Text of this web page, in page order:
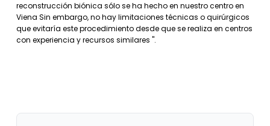
reconstrucción biónica sólo se ha hecho en nuestro centro en
Viena Sin embargo, no hay limitaciones técnicas o quirúrgicos
que evitaría este procedimiento desde que se realiza en centros
con experiencia y recursos similares ".